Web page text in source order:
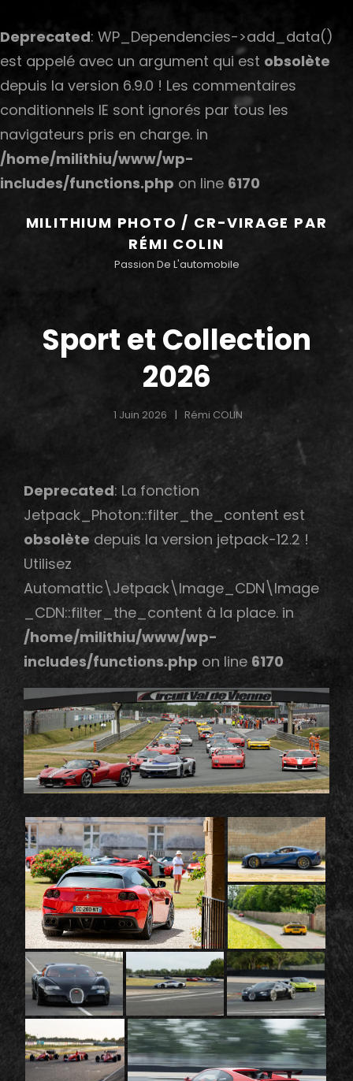
Deprecated: WP_Dependencies->add_data()
est appelé avec un argument qui est obsolète
depuis la version 6.9.0 ! Les commentaires
conditionnels IE sont ignorés par tous les
navigateurs pris en charge. in
/home/milithiu/www/wp-
includes/functions.php on line 6170
MILITHIUM PHOTO / CR-VIRAGE PAR
RÉMI COLIN
Passion De L'automobile
Sport et Collection
2026
1 Juin 2026 Rémi COLIN
Deprecated: La fonction
Jetpack_Photon::filter_the_content est
obsolète depuis la version jetpack-12.2 !
Utilisez
Automattic\Jetpack\Image_CDN\Image
_CDN::filter_the_content à la place. in
/home/milithiu/www/wp-
includes/functions.php on line 6170